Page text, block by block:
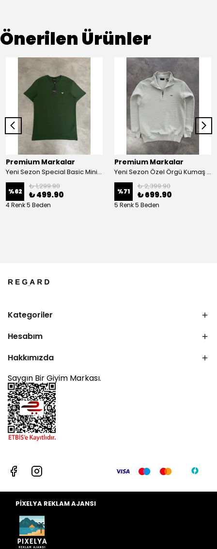
Önerilen Ürünler
Premium Markalar
Yeni Sezon Special Basic Mini Logo Classic T-shirt
%62
₺ 1,299.90
₺ 499.90
4 Renk 5 Beden
Premium Markalar
Yeni Sezon Özel Örgü Kumaş Yarım Fermuarlı Sweatshirt
%71
₺ 2,399.90
₺ 699.90
5 Renk 5 Beden
Kategoriler
Hesabım
Hakkımızda
Saygın Bir Giyim Markası.
PİXELYA REKLAM AJANSI